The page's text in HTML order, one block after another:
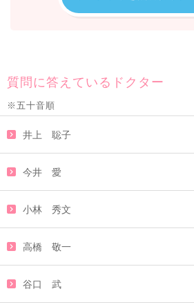
質問に答えているドクター
※五十音順
井上 聡子
今井 愛
小林 秀文
高橋 敬一
谷口 武